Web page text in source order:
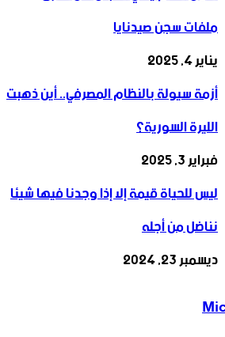
ملفات سجن صيدنايا
يناير 4, 2025
أزمة سيولة بالنظام المصرفي.. أين ذهبت
الليرة السورية؟
فبراير 3, 2025
ليس للحياة قيمة إلا إذا وجدنا فيها شيئا
نناضل من أجله
ديسمبر 23, 2024